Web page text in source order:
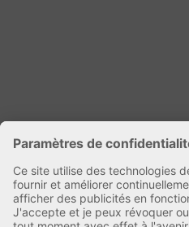
Monsieur Emmanuel Cordary